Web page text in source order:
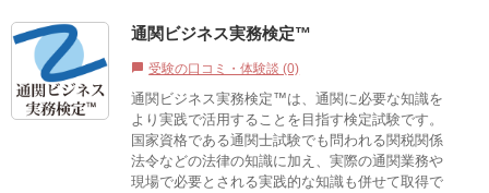
通関ビジネス実務検定™
chat_bubble 受験の口コミ・体験談 (0)
通関ビジネス実務検定™は、通関に必要な知識を
より実践で活用することを目指す検定試験です。
国家資格である通関士試験でも問われる関税関係
法令などの法律の知識に加え、実際の通関業務や
現場で必要とされる実践的な知識も併せて取得で